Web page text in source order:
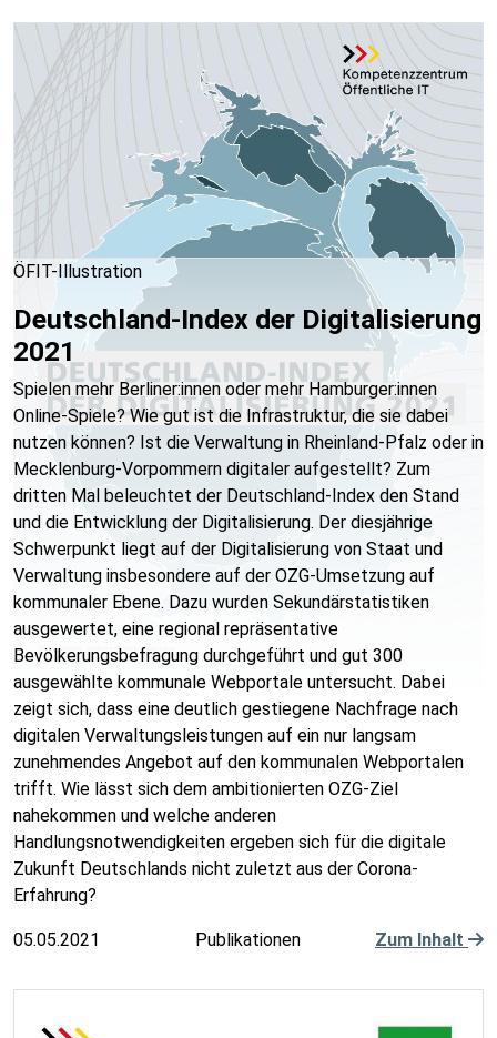
ÖFIT-Illustration
Deutschland-Index der Digitalisierung
2021
Spielen mehr Berliner:innen oder mehr Hamburger:innen
Online-Spiele? Wie gut ist die Infrastruktur, die sie dabei
nutzen können? Ist die Verwaltung in Rheinland-Pfalz oder in
Mecklenburg-Vorpommern digitaler aufgestellt? Zum
dritten Mal beleuchtet der Deutschland-Index den Stand
und die Entwicklung der Digitalisierung. Der diesjährige
Schwerpunkt liegt auf der Digitalisierung von Staat und
Verwaltung insbesondere auf der OZG-Umsetzung auf
kommunaler Ebene. Dazu wurden Sekundärstatistiken
ausgewertet, eine regional repräsentative
Bevölkerungsbefragung durchgeführt und gut 300
ausgewählte kommunale Webportale untersucht. Dabei
zeigt sich, dass eine deutlich gestiegene Nachfrage nach
digitalen Verwaltungsleistungen auf ein nur langsam
zunehmendes Angebot auf den kommunalen Webportalen
trifft. Wie lässt sich dem ambitionierten OZG-Ziel
nahekommen und welche anderen
Handlungsnotwendigkeiten ergeben sich für die digitale
Zukunft Deutschlands nicht zuletzt aus der Corona-
Erfahrung?
05.05.2021 Publikationen Zum Inhalt